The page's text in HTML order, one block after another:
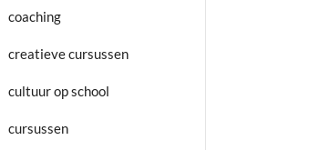
coaching
creatieve cursussen
cultuur op school
cursussen